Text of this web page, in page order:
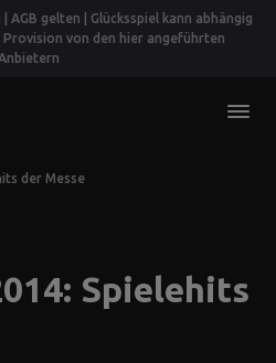
gelten | Glücksspiel kann abhängig
Provision von den hier angeführten
der Messe
Spielehits